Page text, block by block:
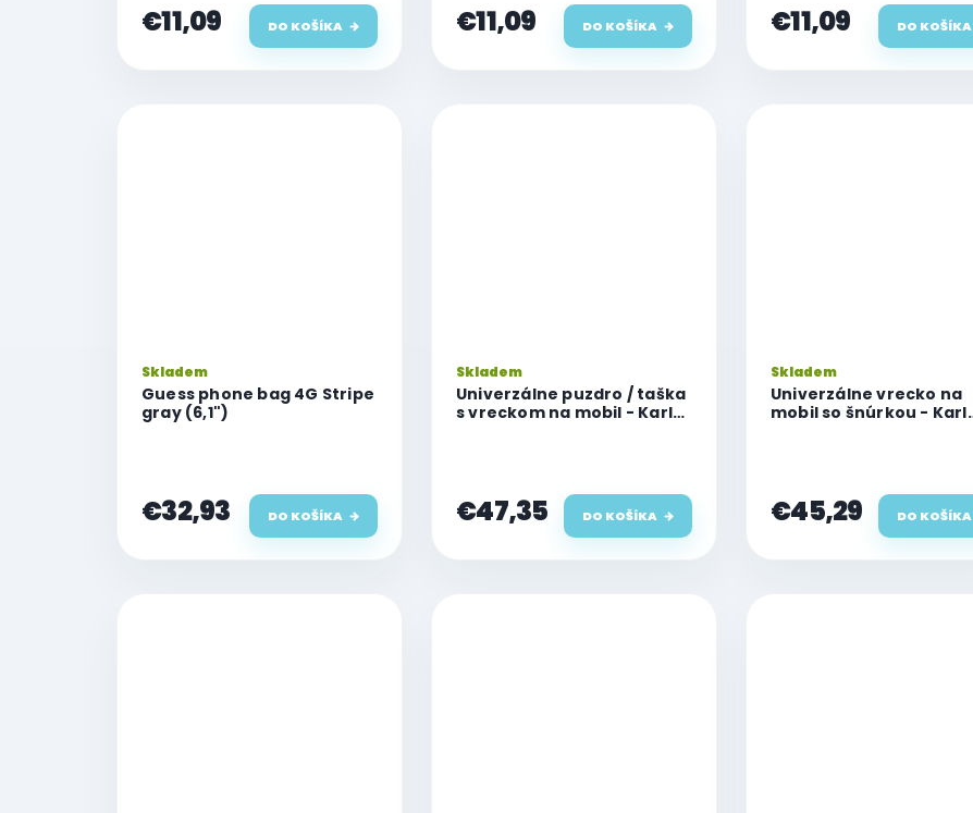
€11,09 DO KOŠÍKA €11,09 DO KOŠÍKA €11,09 DO KOŠÍKA
Guess phone bag 4G Stripe
gray (6,1")
Skladem
€32,93 DO KOŠÍKA
Univerzálne puzdro / taška
s vreckom na mobil - Karl
Skladem
€47,35 DO KOŠÍKA
Univerzálne vrecko na
mobil so šnúrkou - Karl
Skladem
€45,29 DO KOŠÍKA